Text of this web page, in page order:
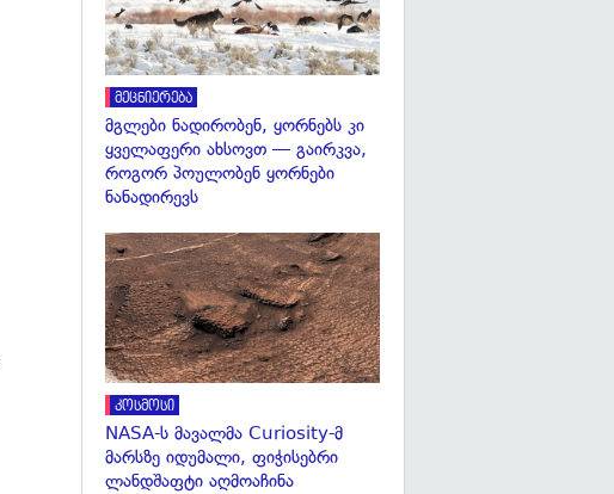
მეცნიერება
მგლები ნადირობენ, ყორნებს კი
ყველაფერი ახსოვთ — გაირკვა,
როგორ პოულობენ ყორნები
ნანადირევს
კოსმოსი
NASA-ს მავალმა Curiosity-მ
მარსზე იდუმალი, ფიჭისებრი
ლანდშაფტი აღმოაჩინა